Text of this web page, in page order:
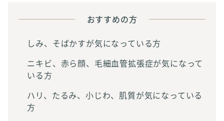
おすすめの方
しみ、そばかすが気になっている方
ニキビ、赤ら顔、毛細血管拡張症が気になって
いる方
ハリ、たるみ、小じわ、肌質が気になっている
方